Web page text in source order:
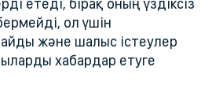
етеді, бірақ оның үздіксіз
ол үшін
және шалыс істеулер
хабардар етуге